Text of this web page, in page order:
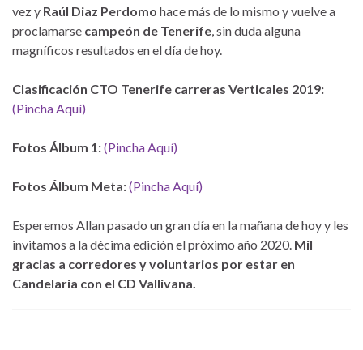
vez y Raúl Diaz Perdomo hace más de lo mismo y vuelve a
proclamarse campeón de Tenerife, sin duda alguna
magníficos resultados en el día de hoy.
Clasificación CTO Tenerife carreras Verticales 2019:
(Pincha Aquí)
Fotos Álbum 1:(Pincha Aquí)
Fotos Álbum Meta:(Pincha Aquí)
Esperemos Allan pasado un gran día en la mañana de hoy y les
invitamos a la décima edición el próximo año 2020. Mil
gracias a corredores y voluntarios por estar en
Candelaria con el CD Vallivana.